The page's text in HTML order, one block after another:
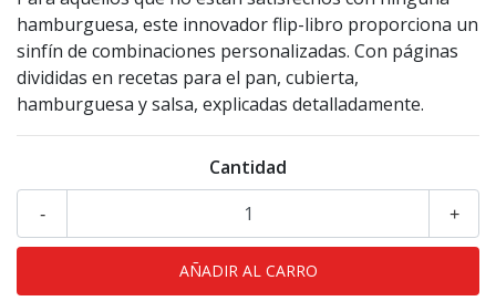
hamburguesa, este innovador flip-libro proporciona un
sinfín de combinaciones personalizadas. Con páginas
divididas en recetas para el pan, cubierta,
hamburguesa y salsa, explicadas detalladamente.
Cantidad
+
-